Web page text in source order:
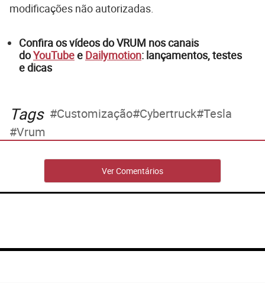
modificações não autorizadas.
Confira os vídeos do VRUM nos canais
doYouTubee Dailymotion: lançamentos, testes
e dicas
Tags Customização Cybertruck Tesla
Vrum
Ver Comentários